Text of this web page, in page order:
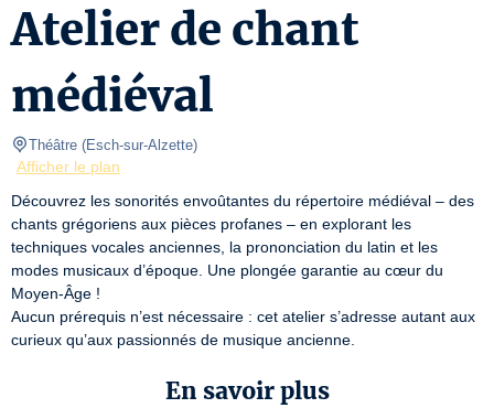
Atelier de chant
médiéval
Théâtre (Esch-sur-Alzette)
Afficher le plan
Découvrez les sonorités envoûtantes du répertoire médiéval – des
chants grégoriens aux pièces profanes – en explorant les
techniques vocales anciennes, la prononciation du latin et les
modes musicaux d’époque. Une plongée garantie au cœur du
Moyen-Âge !
Aucun prérequis n’est nécessaire : cet atelier s’adresse autant aux
curieux qu’aux passionnés de musique ancienne.
En savoir plus